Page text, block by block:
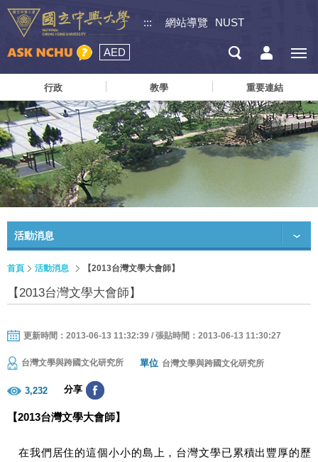
::: 網站導覽 NUST
AED
行政 教學 重要連結
活動消息
首頁 活動消息 【2013台灣文學大會師】
【2013台灣文學大會師】
更新時間：2013-06-13 11:32:39 / 張貼時間：2013-06-13 11:30:27
台灣文學與跨國文化研究所 單位 台灣文學與跨國文化研究所
3,232 分享
【2013台灣文學大會師】
在我們居住的這個小小的島上，台灣文學已累積出豐厚的歷